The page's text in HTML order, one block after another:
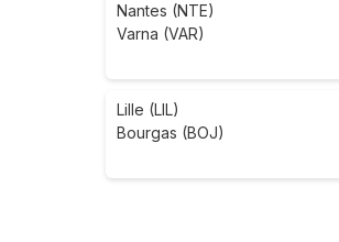
Nantes (NTE)
Varna (VAR)
Lille (LIL)
Bourgas (BOJ)